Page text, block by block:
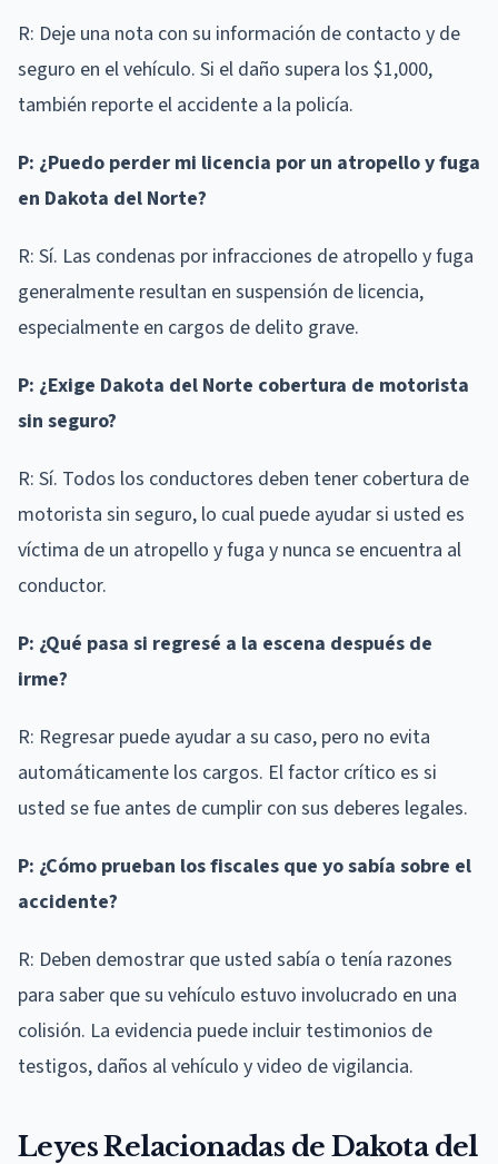
R: Deje una nota con su información de contacto y de
seguro en el vehículo. Si el daño supera los $1,000,
también reporte el accidente a la policía.
P: ¿Puedo perder mi licencia por un atropello y fuga
en Dakota del Norte?
R: Sí. Las condenas por infracciones de atropello y fuga
generalmente resultan en suspensión de licencia,
especialmente en cargos de delito grave.
P: ¿Exige Dakota del Norte cobertura de motorista
sin seguro?
R: Sí. Todos los conductores deben tener cobertura de
motorista sin seguro, lo cual puede ayudar si usted es
víctima de un atropello y fuga y nunca se encuentra al
conductor.
P: ¿Qué pasa si regresé a la escena después de
irme?
R: Regresar puede ayudar a su caso, pero no evita
automáticamente los cargos. El factor crítico es si
usted se fue antes de cumplir con sus deberes legales.
P: ¿Cómo prueban los fiscales que yo sabía sobre el
accidente?
R: Deben demostrar que usted sabía o tenía razones
para saber que su vehículo estuvo involucrado en una
colisión. La evidencia puede incluir testimonios de
testigos, daños al vehículo y video de vigilancia.
Leyes Relacionadas de Dakota del